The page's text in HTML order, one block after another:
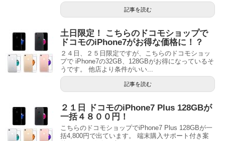
記事を読む
土日限定！ こちらのドコモショップで
ドコモのiPhone7がお得な価格に！？
２４日、２５日限定ですが、こちらのドコモショッ
プで iPhone7の32GB、128GBがお得になっているそ
うです。 他店より条件がいい...
記事を読む
２１日 ドコモのiPhone7 Plus 128GBが
一括４８００円！
こちらのドコモショップでiPhone7 Plus 128GBが一
括4,800円で出ています。 端末購入サポート付き案